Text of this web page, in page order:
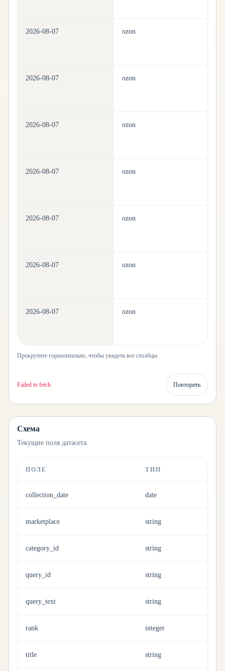
2026-08-07 ozon
2026-08-07 ozon
2026-08-07 ozon
2026-08-07 ozon
2026-08-07 ozon
2026-08-07 ozon
2026-08-07 ozon
Прокрутите горизонтально, чтобы увидеть все столбцы.
Failed to fetch Повторить
Схема
Текущие поля датасета.
ПОЛЕ ТИП
collection_date date
marketplace string
category_id string
query_id string
query_text string
rank integer
title string